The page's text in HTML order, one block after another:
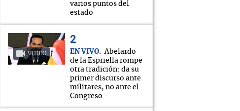
varios puntos del
estado
VIDEO EN VIVO
Abelardo
de la Espriella rompe
otra tradición: da su
primer discurso ante
militares, no ante el
Congreso